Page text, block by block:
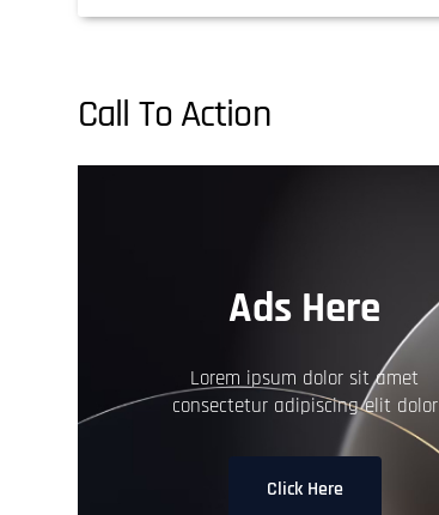
Call To Action
Ads Here
Lorem ipsum dolor sit amet
consectetur adipiscing elit dolor
Click Here